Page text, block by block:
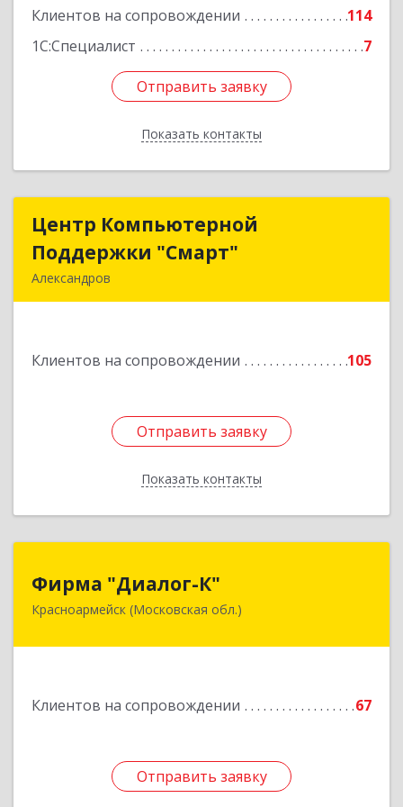
Клиентов на сопровождении
114
1С:Специалист
7
Отправить заявку
Показать контакты
Отправить заявку
Назад
Центр Компьютерной
Поддержки "Смарт"
Александров
Клиентов на сопровождении 105
Отправить заявку
Показать контакты
Центр Компьютерной
Поддержки "Смарт"
Отправить заявку
Назад
Фирма "Диалог-К"
Красноармейск (Московская обл.)
Клиентов на сопровождении 67
Отправить заявку
141292, Московская обл, Красноармейск г,
Отправить заявку